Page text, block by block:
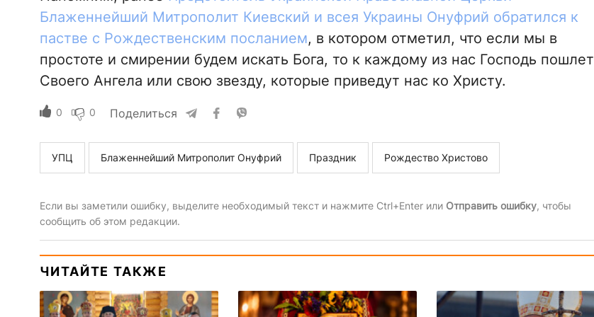
Блаженнейший Митрополит Киевский и всея Украины Онуфрий обратился к
пастве с Рождественским посланием, в котором отметил, что если мы в
простоте и смирении будем искать Бога, то к каждому из нас Господь пошлет
Своего Ангела или свою звезду, которые приведут нас ко Христу.
0 0 Поделиться
УПЦ Блаженнейший Митрополит Онуфрий Праздник Рождество Христово
Если вы заметили ошибку, выделите необходимый текст и нажмите Ctrl+Enter или Отправить ошибку, чтобы
сообщить об этом редакции.
ЧИТАЙТЕ ТАКЖЕ